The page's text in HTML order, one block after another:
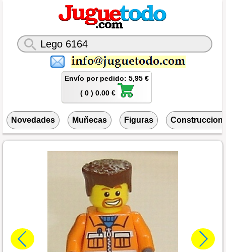
Envío por pedido: 5,95 €
( 0 ) 0.00 €
Novedades Muñecas Figuras